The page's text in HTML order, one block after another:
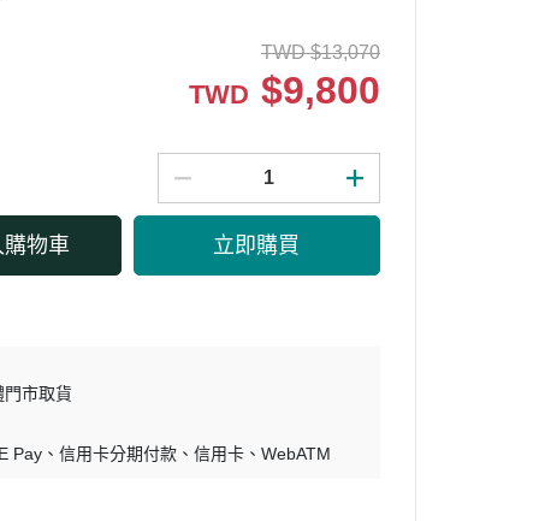
TWD $13,070
TWD $9,800
購物車 立即購買
門市取貨
Pay 信用卡分期付款 信用卡 WebATM